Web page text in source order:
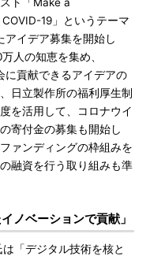
19」というテーマ
アイデア募集を開始し
人の知恵を集め、
に貢献できるアイデアの
日立製作所の福利厚生制
を活用して、コロナウイ
寄付金の募集も開始し
ァンディングの枠組みを
融資を行う取り組みも準
ノベーションで貢献」
「デジタル技術を核と